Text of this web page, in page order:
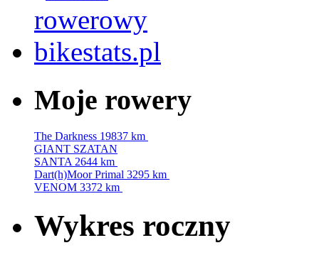
Moje rowery
The Darkness 19837 km
GIANT SZATAN
SANTA 2644 km
Dart(h)Moor Primal 3295 km
VENOM 3372 km
Wykres roczny